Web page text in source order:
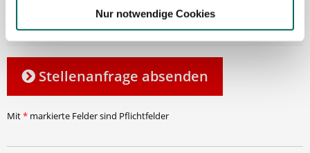
Nur notwendige Cookies
Datenschutzerklärunggelesen und bin mit
ihr einverstanden.
Stellenanfrage absenden
Mit* markierte Felder sind Pflichtfelder